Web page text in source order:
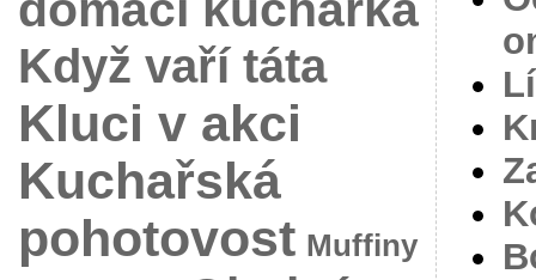
Když vaří táta
Kluci v akci
Kuchařská
pohotovost Muffiny